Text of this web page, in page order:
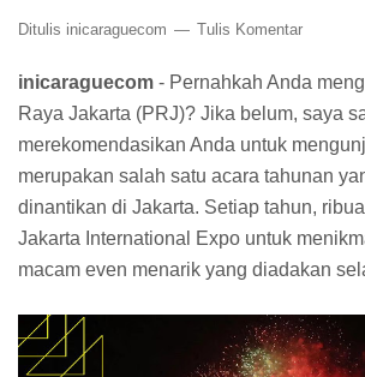
Ditulis inicaraguecom Tulis Komentar
inicaraguecom - Pernahkah Anda
Raya Jakarta (PRJ)? Jika belum, saya
merekomendasikan Anda untuk
merupakan salah satu acara tahunan
dinantikan di Jakarta. Setiap tahun,
Jakarta International Expo untuk
macam even menarik yang diadakan